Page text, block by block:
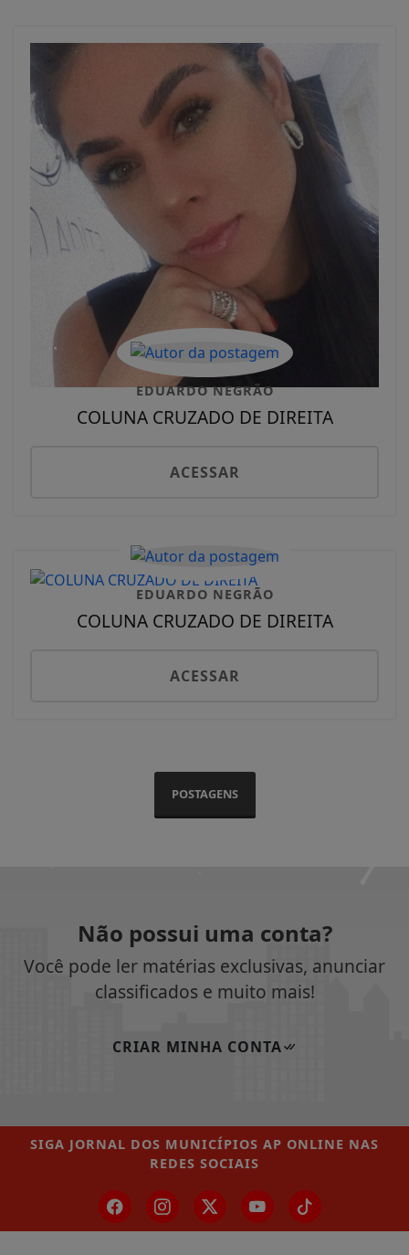
EDUARDO NEGRÃO
COLUNA CRUZADO DE DIREITA
ACESSAR
EDUARDO NEGRÃO
COLUNA CRUZADO DE DIREITA
ACESSAR
POSTAGENS
Não possui uma conta?
Você pode ler matérias exclusivas, anunciar
classificados e muito mais!
CRIAR MINHA CONTA
SIGA JORNAL DOS MUNICÍPIOS AP ONLINE NAS
REDES SOCIAIS